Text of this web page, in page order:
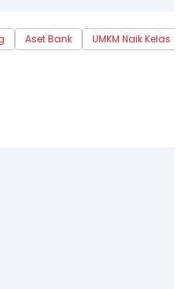
Aset Bank
UMKM Naik Kelas